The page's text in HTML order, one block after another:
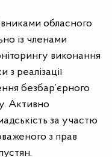
обласного
із членами
виконання
реалізації
безбар’єрного
Активно
за участю
з прав